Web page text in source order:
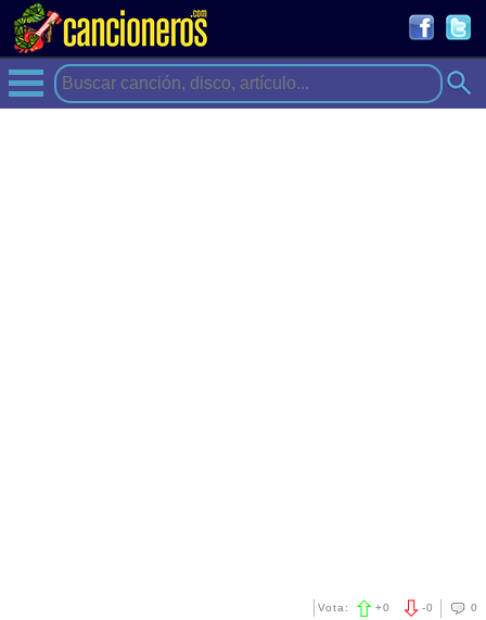
0
-0
Vota: +0